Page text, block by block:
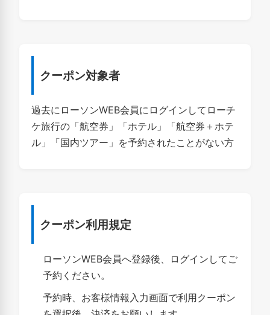
クーポン対象者
過去にローソンWEB会員にログインしてローチ
ケ旅行の「航空券」「ホテル」「航空券＋ホテ
ル」「国内ツアー」を予約されたことがない方
クーポン利用規定
ローソンWEB会員へ登録後、ログインしてご
予約ください。
予約時、お客様情報入力画面で利用クーポン